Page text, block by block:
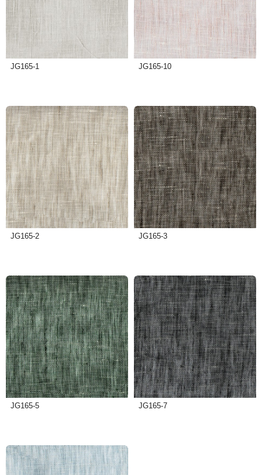
JG165-1 JG165-10
JG165-2 JG165-3
JG165-5 JG165-7